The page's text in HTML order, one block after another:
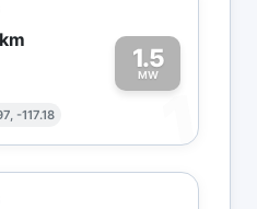
-117.18
1.5
MW
1